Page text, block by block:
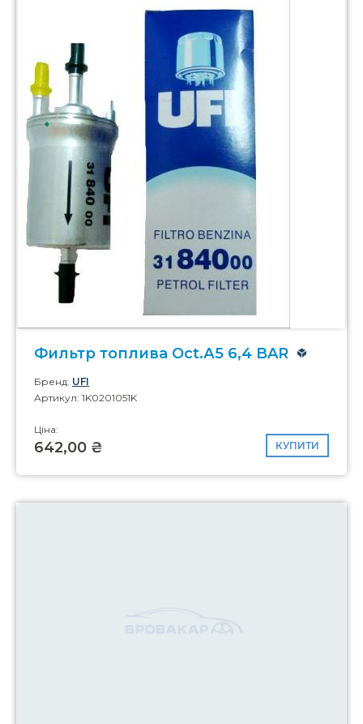
Фильтр топлива Oct.А5 6,4 BAR
Бренд: UFI
Артикул: 1K0201051K
Ціна:
642,00 ₴ КУПИТИ